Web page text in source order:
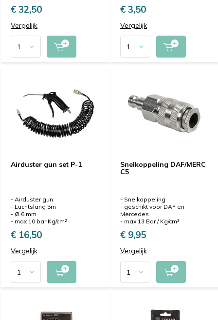
€ 32,50
Vergelijk
€ 3,50
Vergelijk
Airduster gun set P-1
- Airduster gun
- Luchtslang 5m
- Ø 6 mm
- max 10 bar Kg/cm²
€ 16,50
Vergelijk
Snelkoppeling DAF/MERC
C5
- Snelkoppeling
- geschikt voor DAF en
Mercedes
- max 13 Bar / Kg/cm²
€ 9,95
Vergelijk